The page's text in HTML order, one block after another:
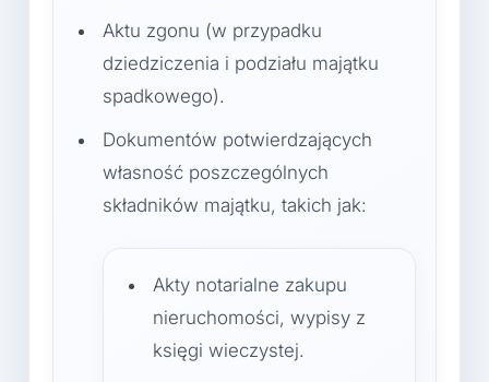
Aktu zgonu (w przypadku
dziedziczenia i podziału majątku
spadkowego).
Dokumentów potwierdzających
własność poszczególnych
składników majątku, takich jak:
Akty notarialne zakupu
nieruchomości, wypisy z
księgi wieczystej.